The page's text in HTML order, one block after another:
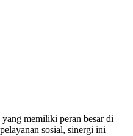
yang memiliki peran besar di
sosial, sinergi ini